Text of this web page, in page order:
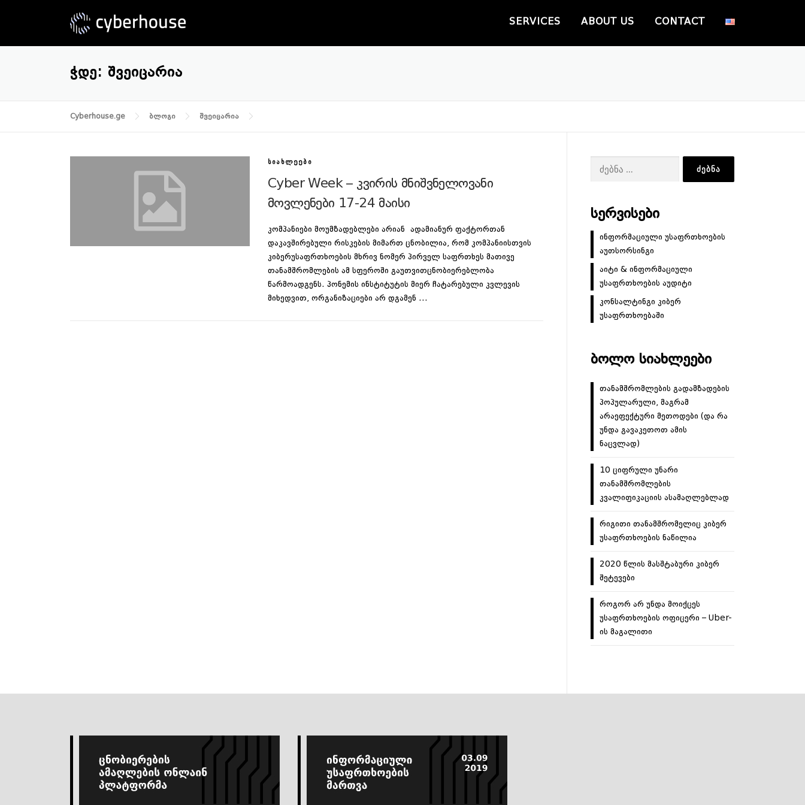
SERVICES ABOUT US CONTACT
ᲭᲓᲔ: ᲨᲕᲔᲘᲪᲐᲠᲘᲐ
Cyberhouse.ge ბლოგი შვეიცარია
ᲡᲘᲐᲮᲚᲔᲔᲑᲘ
Cyber Week – კვირის მნიშვნელოვანი
მოვლენები 17-24 მაისი
კომპანიები მოუმზადებლები არიან ადამიანურ ფაქტორთან
დაკავშირებული რისკების მიმართ ცნობილია, რომ კომპანიისთვის
კიბერუსაფრთხოების მხრივ ნომერ პირველ საფრთხეს მათივე
თანამშრომლების ამ სფეროში გაუთვითცნობიერებლობა
წარმოადგენს. პონემის ინსტიტუტის მიერ ჩატარებული კვლევის
მიხედვით, ორგანიზაციები არ დგამენ …
ძებნა:
ᲡᲔᲠᲕᲘᲡᲔᲑᲘ
ინფორმაციული უსაფრთხოების
აუთსორსინგი
აიტი & ინფორმაციული
უსაფრთხოების აუდიტი
კონსალტინგი კიბერ
უსაფრთხოებაში
ᲑᲝᲚᲝ ᲡᲘᲐᲮᲚᲔᲔᲑᲘ
თანამშრომლების გადამზადების
პოპულარული, მაგრამ
არაეფექტური მეთოდები (და რა
უნდა გავაკეთოთ ამის
ნაცვლად)
10 ციფრული უნარი
თანამშრომლების
კვალიფიკაციის ასამაღლებლად
რიგითი თანამშრომელიც კიბერ
უსაფრთხოების ნაწილია
2020 წლის მასშტაბური კიბერ
შეტევები
როგორ არ უნდა მოიქცეს
უსაფრთხოების ოფიცერი – Uber-
ის მაგალითი